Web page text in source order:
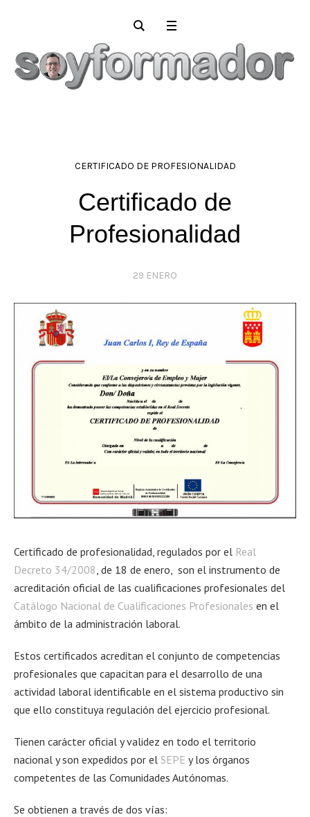
CERTIFICADO DE PROFESIONALIDAD
Certificado de
Profesionalidad
29 ENERO
Certificado de profesionalidad, regulados por el Real
Decreto 34/2008 , de 18 de enero, son el instrumento de
acreditación oficial de las cualificaciones profesionales del
Catálogo Nacional de Cualificaciones Profesionales en el
ámbito de la administración laboral.
Estos certificados acreditan el conjunto de competencias
profesionales que capacitan para el desarrollo de una
actividad laboral identificable en el sistema productivo sin
que ello constituya regulación del ejercicio profesional.
Tienen carácter oficial y validez en todo el territorio
nacional y son expedidos por el SEPE y los órganos
competentes de las Comunidades Autónomas.
Se obtienen a través de dos vías: